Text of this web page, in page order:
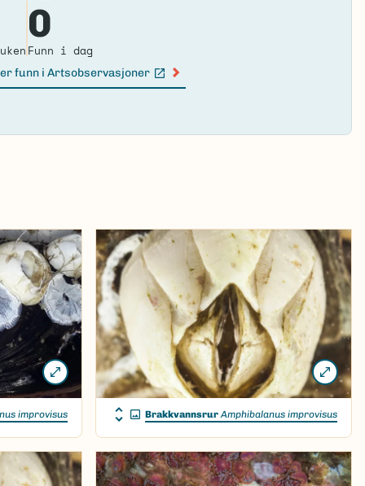
0
Funn i dag
funn i Artsobservasjoner
lenke)
improvisus Brakkvannsrur Amphibalanus improvisus